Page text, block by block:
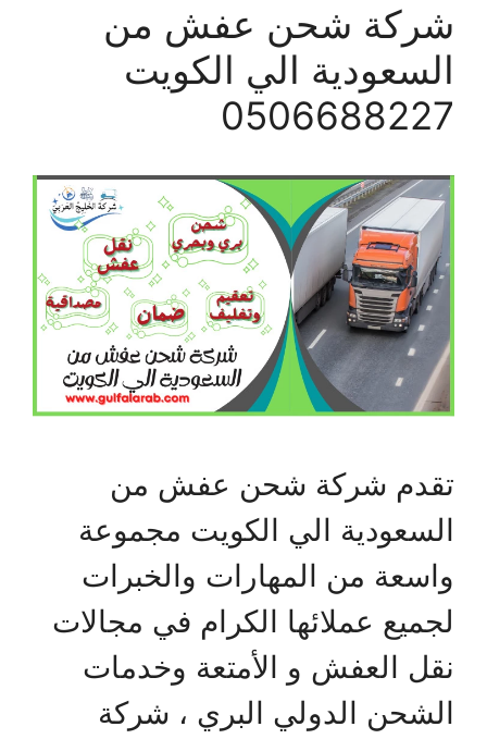
شركة شحن عفش من
السعودية الي الكويت
0506688227
تقدم شركة شحن عفش من
السعودية الي الكويت مجموعة
واسعة من المهارات والخبرات
لجميع عملائها الكرام في مجالات
نقل العفش و الأمتعة وخدمات
الشحن الدولي البري ، شركة